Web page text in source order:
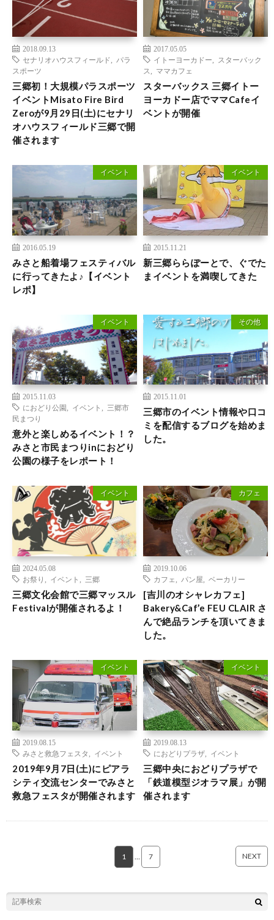
2018.09.13
セナリオハウスフィールド
パラ
スポーツ
三郷初！大規模パラスポーツ
イベントMisato Fire Bird
Zeroが9月29日(土)にセナリ
オハウスフィールド三郷で開
催されます
2017.05.05
イトーヨーカドー
スターバック
ス
ママカフェ
スターバックス 三郷イトー
ヨーカドー店でママCafeイ
ベントが開催
イベント
2016.05.19
みさと船着場フェスティバル
に行ってきたよ♪【イベント
レポ】
イベント
2015.11.21
新三郷ららぽーとで、ぐでた
まイベントを満喫してきた
イベント
2015.11.03
におどり公園
イベント
三郷市
民まつり
意外と楽しめるイベント！？
みさと市民まつりinにおどり
公園の様子をレポート！
その他
2015.11.01
三郷市のイベント情報や口コ
ミを配信するブログを始めま
した。
イベント
2024.05.08
お祭り
イベント 三郷
三郷文化会館で三郷マッスル
Festivalが開催されるよ！
カフェ
2019.10.06
カフェ
パン屋 ベーカリー
[吉川のオシャレカフェ]
Bakery&Caf’e FEU CLAIR さ
んで絶品ランチを頂いてきま
した。
イベント
2019.08.15
みさと救急フェスタ
イベント
2019年9月7日(土)にピアラ
シティ交流センターでみさと
救急フェスタが開催されます
イベント
2019.08.13
におどりプラザ
イベント
三郷中央におどりプラザで
「鉄道模型ジオラマ展」が開
催されます
1 7 NEXT